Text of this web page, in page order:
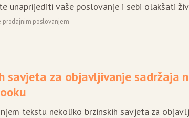
unaprijediti vaše poslovanje i sebi olakšati
prodajnim poslovanjem
savjeta za objavljivanje sadržaja
tekstu nekoliko brzinskih savjeta za